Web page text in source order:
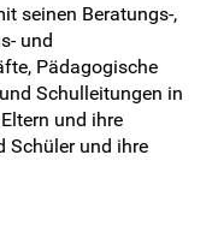
seinen Beratungs-,
und
Pädagogische
Schulleitungen in
und ihre
Schüler und ihre